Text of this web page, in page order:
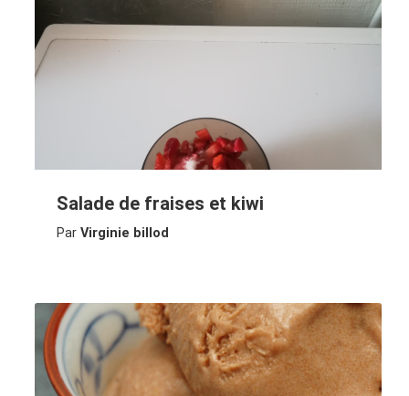
Salade de fraises et kiwi
Par Virginie billod